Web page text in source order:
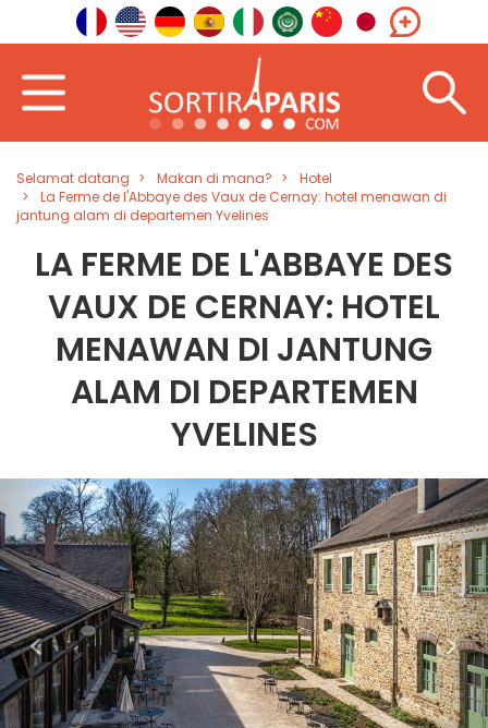
Selamat datang Makan di mana?
Hotel
La Ferme de l'Abbaye des Vaux de Cernay: hotel menawan di
jantung alam di departemen Yvelines
LA FERME DE L'ABBAYE DES
VAUX DE CERNAY: HOTEL
MENAWAN DI JANTUNG
ALAM DI DEPARTEMEN
YVELINES
< >